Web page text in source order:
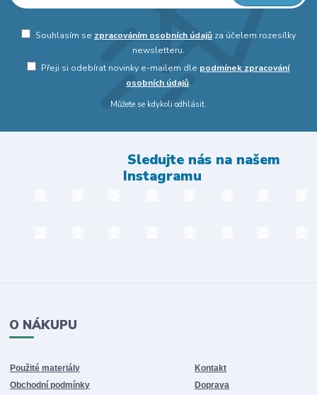
Souhlasím se zpracováním osobních údajůza účelem rozesílky
newsletteru.
Přeji si odebírat novinky e-mailem dle podmínek zpracování
osobních údajů.
Můžete se kdykoli odhlásit.
Sledujte nás na našem
Instagramu
O NÁKUPU
Použité materiály
Kontakt
Obchodní podmínky
Doprava